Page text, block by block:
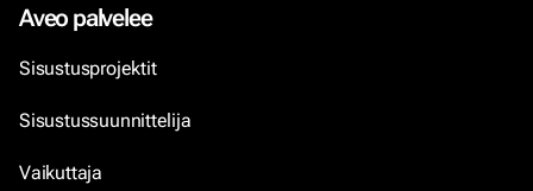
Aveo palvelee
Sisustusprojektit
Sisustussuunnittelija
Vaikuttaja